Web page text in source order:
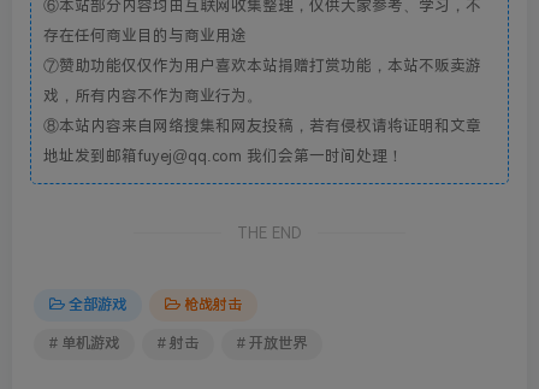
⑥本站部分内容均由互联网收集整理，仅供大家参考、学习，不
存在任何商业目的与商业用途
⑦赞助功能仅仅作为用户喜欢本站捐赠打赏功能，本站不贩卖游
戏，所有内容不作为商业行为。
⑧本站内容来自网络搜集和网友投稿，若有侵权请将证明和文章
地址发到邮箱fuyej@qq.com 我们会第一时间处理！
THE END
全部游戏 枪战射击
# 单机游戏 # 射击 # 开放世界